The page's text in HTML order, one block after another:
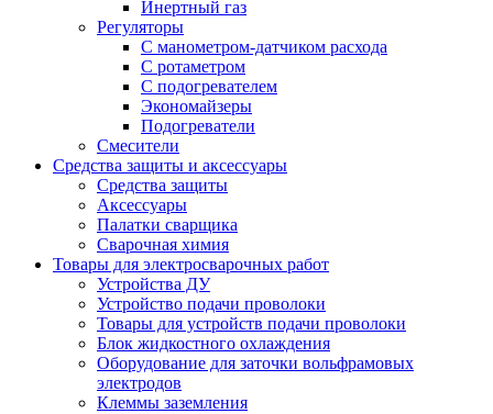
Инертный газ
Регуляторы
С манометром-датчиком расхода
С ротаметром
С подогревателем
Экономайзеры
Подогреватели
Смесители
Средства защиты и аксессуары
Средства защиты
Аксессуары
Палатки сварщика
Сварочная химия
Товары для электросварочных работ
Устройства ДУ
Устройство подачи проволоки
Товары для устройств подачи проволоки
Блок жидкостного охлаждения
Оборудование для заточки вольфрамовых
электродов
Клеммы заземления